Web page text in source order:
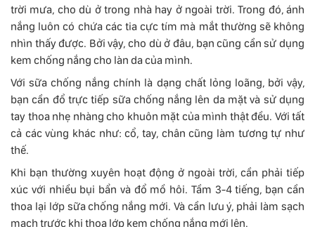
trời mưa, cho dù ở trong nhà hay ở ngoài trời. Trong đó, ánh
nắng luôn có chứa các tia cực tím mà mắt thường sẽ không
nhìn thấy được. Bởi vậy, cho dù ở đâu, bạn cũng cần sử dụng
kem chống nắng cho làn da của mình.
Với sữa chống nắng chính là dạng chất lỏng loãng, bởi vậy,
bạn cần đổ trực tiếp sữa chống nắng lên da mặt và sử dụng
tay thoa nhẹ nhàng cho khuôn mặt của mình thật đều. Với tất
cả các vùng khác như: cổ, tay, chân cũng làm tương tự như
thế.
Khi bạn thường xuyên hoạt động ở ngoài trời, cần phải tiếp
xúc với nhiều bụi bẩn và đổ mồ hôi. Tầm 3-4 tiếng, bạn cần
thoa lại lớp sữa chống nắng mới. Và cần lưu ý, phải làm sạch
mạch trước khi thoa lớp kem chống nắng mới lên.